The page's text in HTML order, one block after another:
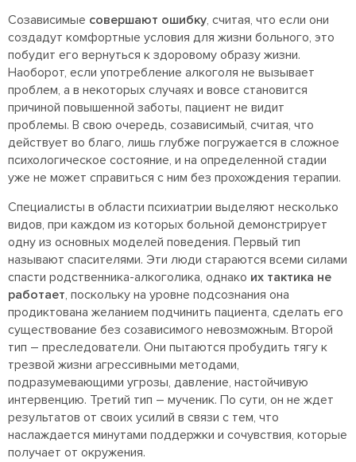
Созависимые совершают ошибку, считая, что если они
создадут комфортные условия для жизни больного, это
побудит его вернуться к здоровому образу жизни.
Наоборот, если употребление алкоголя не вызывает
проблем, а в некоторых случаях и вовсе становится
причиной повышенной заботы, пациент не видит
проблемы. В свою очередь, созависимый, считая, что
действует во благо, лишь глубже погружается в сложное
психологическое состояние, и на определенной стадии
уже не может справиться с ним без прохождения терапии.
Специалисты в области психиатрии выделяют несколько
видов, при каждом из которых больной демонстрирует
одну из основных моделей поведения. Первый тип
называют спасителями. Эти люди стараются всеми силами
спасти родственника-алкоголика, однако их тактика не
работает, поскольку на уровне подсознания она
продиктована желанием подчинить пациента, сделать его
существование без созависимого невозможным. Второй
тип – преследователи. Они пытаются пробудить тягу к
трезвой жизни агрессивными методами,
подразумевающими угрозы, давление, настойчивую
интервенцию. Третий тип – мученик. По сути, он не ждет
результатов от своих усилий в связи с тем, что
наслаждается минутами поддержки и сочувствия, которые
получает от окружения.